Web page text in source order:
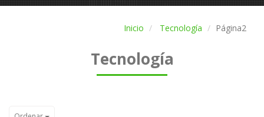
Inicio Tecnología Página2
Tecnología